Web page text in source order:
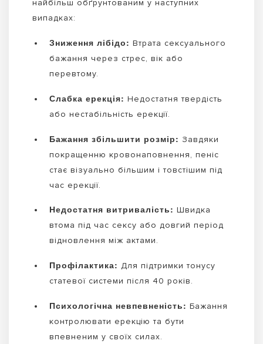
найбільш обґрунтованим у наступних
випадках:
Зниження лібідо: Втрата сексуального
бажання через стрес, вік або
перевтому.
Слабка ерекція: Недостатня твердість
або нестабільність ерекції.
Бажання збільшити розмір: Завдяки
покращенню кровонаповнення, пеніс
стає візуально більшим і товстішим під
час ерекції.
Недостатня витривалість: Швидка
втома під час сексу або довгий період
відновлення між актами.
Профілактика: Для підтримки тонусу
статевої системи після 40 років.
Психологічна невпевненість: Бажання
контролювати ерекцію та бути
впевненим у своїх силах.